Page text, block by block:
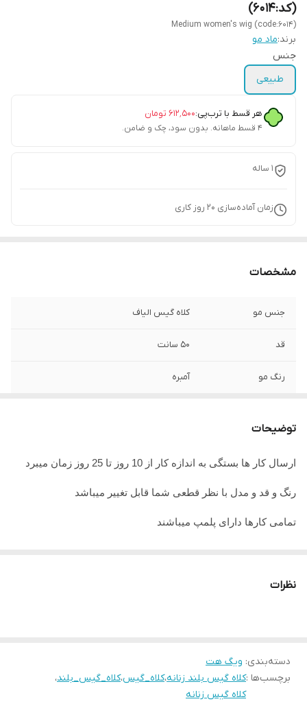
(کد:6014)
Medium women's wig (code:6014)
برند:ماد مو
جنس
طبیعی
هر قسط با ترب‌پی:۶۱۲٬۵۰۰ تومان
۴ قسط ماهانه. بدون سود، چک و ضامن.
1 ساله
زمان آماده‌سازی 20 روز کاری
مشخصات
جنس مو کلاه گیس الیاف
قد 50 سانت
رنگ مو آمبره
توضیحات
ارسال کار ها بستگی به اندازه کار از 10 روز تا 25 روز زمان میبرد
رنگ و قد و مدل با نظر قطعی شما قابل تغییر میباشد
تمامی کارها دارای پلمپ میباشند
در صورت داشتن سوال میتوانید از پشتیبان های ما راهنمایی دریافت
لطفا در گرفتن سریع کار عجله نفرمایید
نظرات
دسته‌بندی: ویگ هت
برچسب‌ها :کلاه گیس بلند زنانه،کلاه_گیس،کلاه_گیس_بلند،
کلاه گیس زنانه